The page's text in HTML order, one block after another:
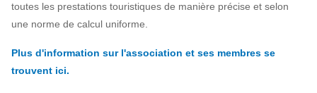
toutes les prestations touristiques de manière précise et selon
une norme de calcul uniforme.
Plus d'information sur l'association et ses membres se
trouvent ici.